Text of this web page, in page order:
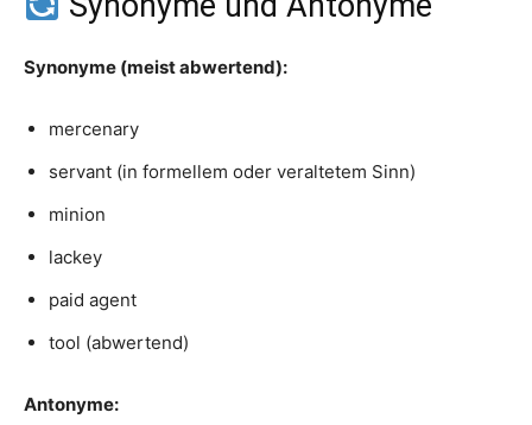
Synonyme (meist abwertend):
mercenary
servant (in formellem oder veraltetem Sinn)
minion
lackey
paid agent
tool (abwertend)
Antonyme: